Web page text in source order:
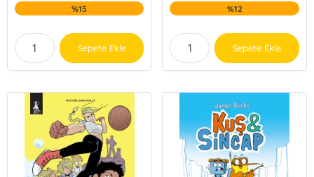
%15
Sepete Ekle
%12
Sepete Ekle